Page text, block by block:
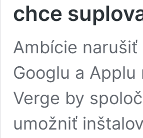
chce
Ambície
Googlu a
Verge by
umožniť